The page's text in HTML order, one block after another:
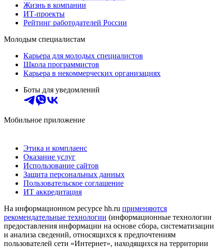
Жизнь в компании
ИТ-проекты
Рейтинг работодателей России
Молодым специалистам
Карьера для молодых специалистов
Школа программистов
Карьера в некоммерческих организациях
Боты для уведомлений
Мобильное приложение
Этика и комплаенс
Оказание услуг
Использование сайтов
Защита персональных данных
Пользовательское соглашение
ИТ аккредитация
На информационном ресурсе hh.ru применяются
рекомендательные технологии (информационные технологии
предоставления информации на основе сбора, систематизации
и анализа сведений, относящихся к предпочтениям
пользователей сети «Интернет», находящихся на территории